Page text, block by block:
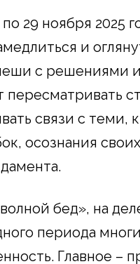
29 ноября 2025
и
с решениями
связи с теми,
осознания
бед», на
периода
Главное –